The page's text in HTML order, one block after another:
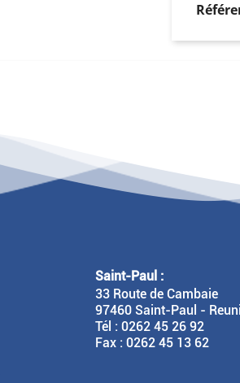
Saint-Paul :
33 Route de Cambaie
97460 Saint-Paul -
Tél : 0262 45 26 92
Fax : 0262 45 13 62